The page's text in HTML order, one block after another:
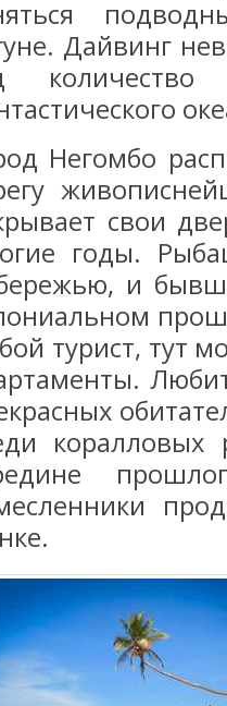
Дайвинг
Негомбо
свои
годы.
и
турист, тут